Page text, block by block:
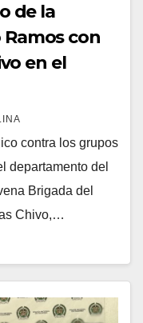
de la
con
en el
contra los grupos
departamento del
Brigada del
Chivo,…